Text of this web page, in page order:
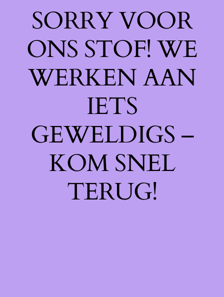
SORRY VOOR
ONS STOF! WE
WERKEN AAN
IETS
GEWELDIGS –
KOM SNEL
TERUG!